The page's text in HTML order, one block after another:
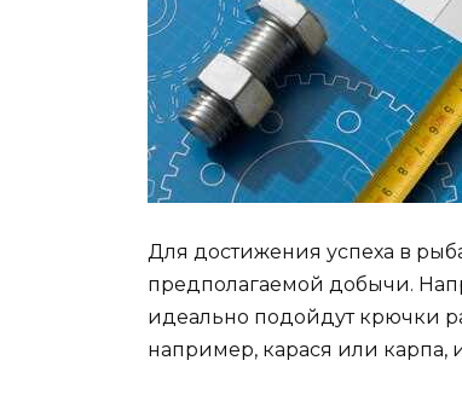
Для достижения успеха в
предполагаемой добычи.
идеально подойдут крючки
например, карася или карпа,